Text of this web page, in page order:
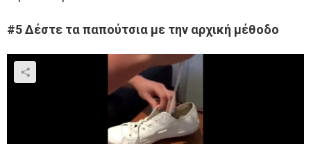
#5 Δέστε τα παπούτσια με την αρχική μέθοδο